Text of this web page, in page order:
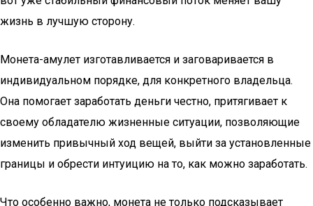
жизнь в лучшую сторону.
Монета-амулет изготавливается и заговаривается в
индивидуальном порядке, для конкретного владельца.
Она помогает заработать деньги честно, притягивает к
своему обладателю жизненные ситуации, позволяющие
изменить привычный ход вещей, выйти за установленные
границы и обрести интуицию на то, как можно заработать.
Что особенно важно, монета не только подсказывает